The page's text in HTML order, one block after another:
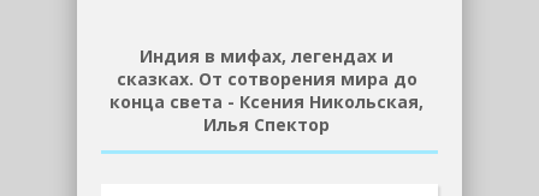
Индия в мифах, легендах и
сказках. От сотворения мира до
конца света - Ксения Никольская,
Илья Спектор